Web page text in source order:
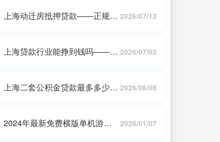
上海动迁房抵押贷款——正规机 2026/07/13
上海贷款行业能挣到钱吗——正 2026/07/02
上海二套公积金贷款最多多少
2026/06/08
2024年最新免费横版单机游戏
2026/01/07